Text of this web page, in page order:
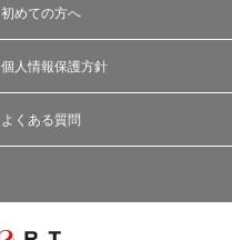
初めての方へ
個人情報保護方針
よくある質問